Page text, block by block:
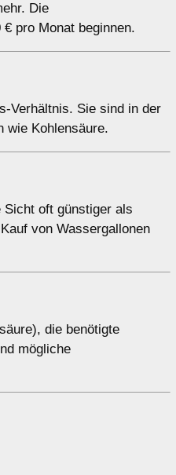
Die
pro Monat beginnen.
Verhältnis. Sie sind in der
wie Kohlensäure.
Sicht oft günstiger als
von Wassergallonen
die benötigte
mögliche